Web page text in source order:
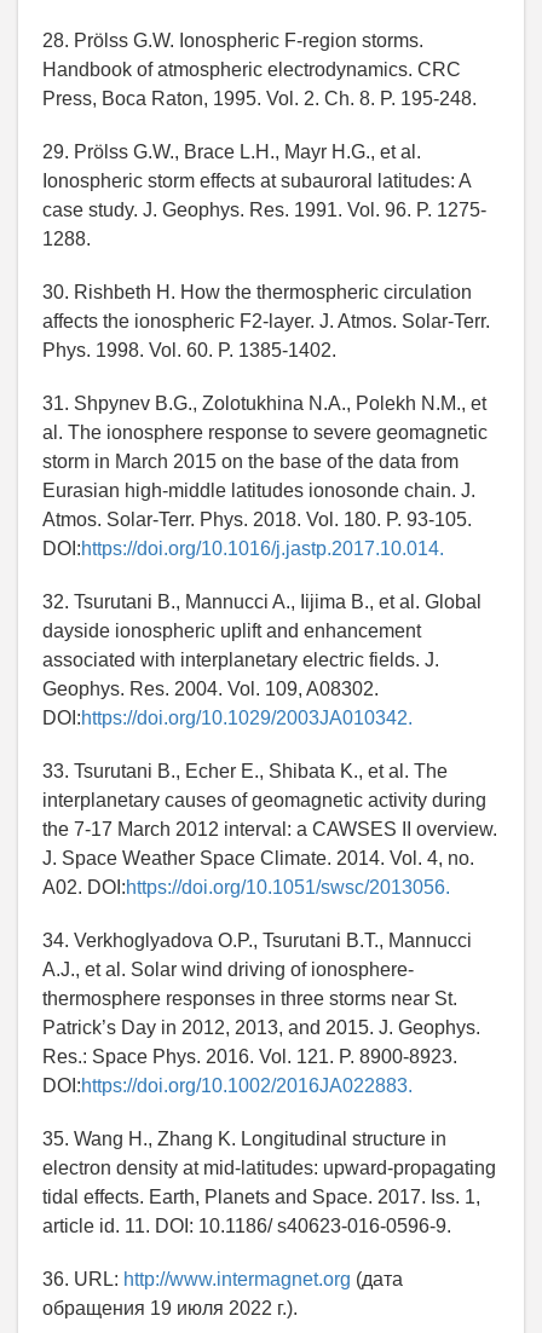
28. Prölss G.W. Ionospheric F-region storms.
Handbook of atmospheric electrodynamics. CRC
Press, Boca Raton, 1995. Vol. 2. Ch. 8. P. 195-248.
29. Prölss G.W., Brace L.H., Mayr H.G., et al.
Ionospheric storm effects at subauroral latitudes: A
case study. J. Geophys. Res. 1991. Vol. 96. P. 1275-
1288.
30. Rishbeth H. How the thermospheric circulation
affects the ionospheric F2-layer. J. Atmos. Solar-Terr.
Phys. 1998. Vol. 60. P. 1385-1402.
31. Shpynev B.G., Zolotukhina N.A., Polekh N.M., et
al. The ionosphere response to severe geomagnetic
storm in March 2015 on the base of the data from
Eurasian high-middle latitudes ionosonde chain. J.
Atmos. Solar-Terr. Phys. 2018. Vol. 180. P. 93-105.
DOI:https://doi.org/10.1016/j.jastp.2017.10.014.
32. Tsurutani B., Mannucci A., Iijima B., et al. Global
dayside ionospheric uplift and enhancement
associated with interplanetary electric fields. J.
Geophys. Res. 2004. Vol. 109, A08302.
DOI:https://doi.org/10.1029/2003JA010342.
33. Tsurutani B., Echer E., Shibata K., et al. The
interplanetary causes of geomagnetic activity during
the 7-17 March 2012 interval: a CAWSES II overview.
J. Space Weather Space Climate. 2014. Vol. 4, no.
A02. DOI:https://doi.org/10.1051/swsc/2013056.
34. Verkhoglyadova O.P., Tsurutani B.T., Mannucci
A.J., et al. Solar wind driving of ionosphere-
thermosphere responses in three storms near St.
Patrick’s Day in 2012, 2013, and 2015. J. Geophys.
Res.: Space Phys. 2016. Vol. 121. P. 8900-8923.
DOI:https://doi.org/10.1002/2016JA022883.
35. Wang H., Zhang K. Longitudinal structure in
electron density at mid-latitudes: upward-propagating
tidal effects. Earth, Planets and Space. 2017. Iss. 1,
article id. 11. DOI: 10.1186/ s40623-016-0596-9.
36. URL: http://www.intermagnet.org (дата
обращения 19 июля 2022 г.).